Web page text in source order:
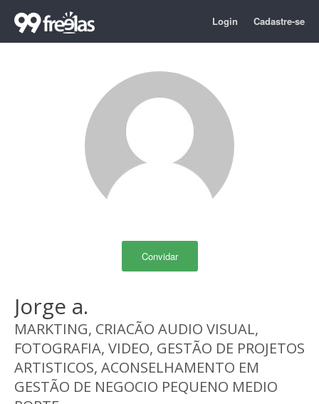
Login Cadastre-se
Convidar
Jorge a.
MARKTING, CRIACÃO AUDIO VISUAL,
FOTOGRAFIA, VIDEO, GESTÃO DE PROJETOS
ARTISTICOS, ACONSELHAMENTO EM
GESTÃO DE NEGOCIO PEQUENO MEDIO